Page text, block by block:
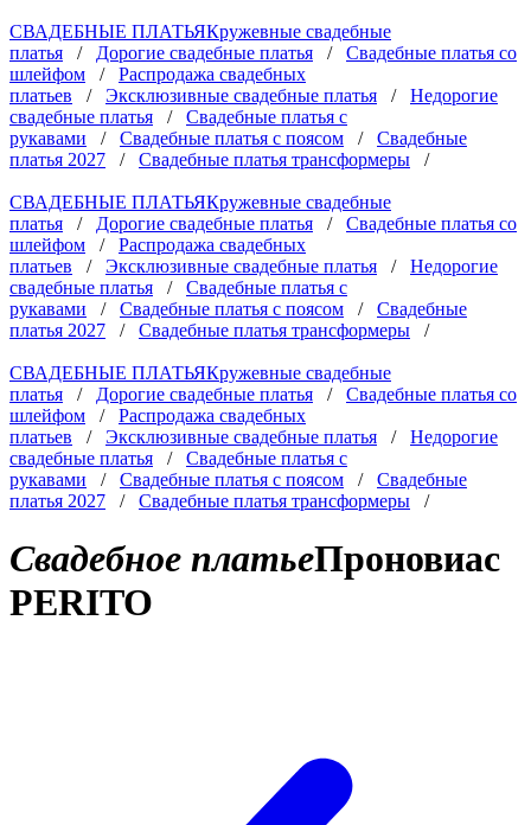
СВАДЕБНЫЕ ПЛАТЬЯКружевные свадебные
платья / Дорогие свадебные платья / Свадебные платья со
шлейфом / Распродажа свадебных
платьев / Эксклюзивные свадебные платья / Недорогие
свадебные платья / Свадебные платья с
рукавами / Свадебные платья с поясом / Свадебные
платья 2027 / Свадебные платья трансформеры /
СВАДЕБНЫЕ ПЛАТЬЯКружевные свадебные
платья / Дорогие свадебные платья / Свадебные платья со
шлейфом / Распродажа свадебных
платьев / Эксклюзивные свадебные платья / Недорогие
свадебные платья / Свадебные платья с
рукавами / Свадебные платья с поясом / Свадебные
платья 2027 / Свадебные платья трансформеры /
СВАДЕБНЫЕ ПЛАТЬЯКружевные свадебные
платья / Дорогие свадебные платья / Свадебные платья со
шлейфом / Распродажа свадебных
платьев / Эксклюзивные свадебные платья / Недорогие
свадебные платья / Свадебные платья с
рукавами / Свадебные платья с поясом / Свадебные
платья 2027 / Свадебные платья трансформеры /
Свадебное платьеПроновиас
PERITO